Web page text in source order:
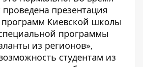
проведена презентация
программ Киевской школы
программы
из регионов»,
студентам из